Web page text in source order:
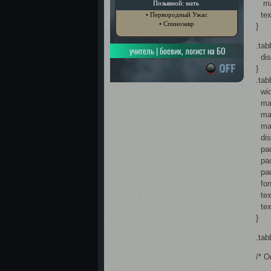
• Первородный Ужас
• Спинозавр
Позывной: мать
учитель | боевик, логист на БО
}
}
}
/*